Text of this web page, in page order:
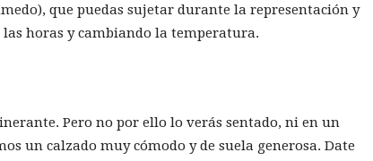
que puedas sujetar durante la representación y
horas y cambiando la temperatura.
Pero no por ello lo verás sentado, ni en un
un calzado muy cómodo y de suela generosa. Date